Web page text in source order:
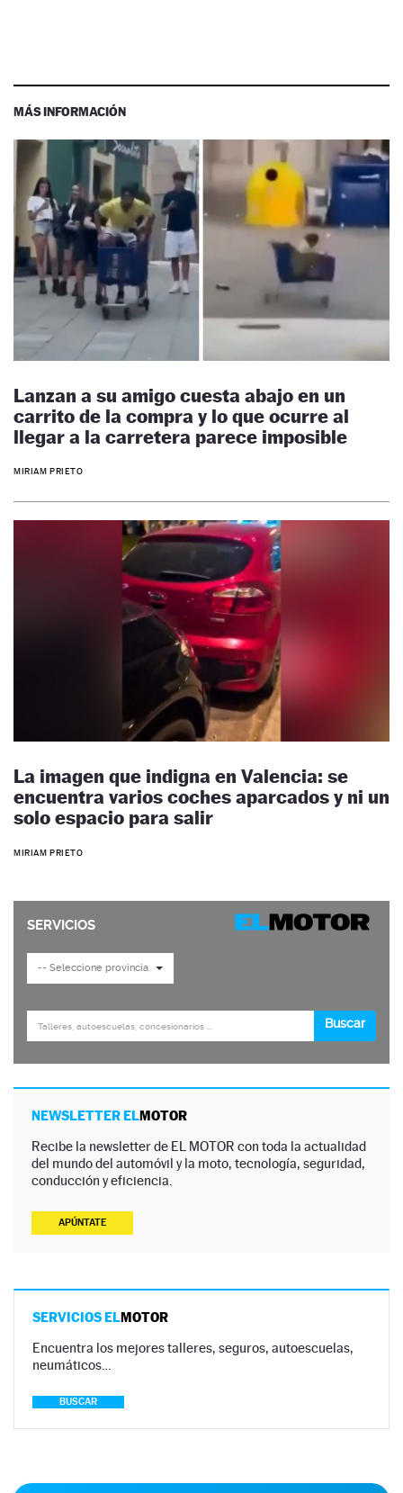
MÁS INFORMACIÓN
Lanzan a su amigo cuesta abajo en un
carrito de la compra y lo que ocurre al
llegar a la carretera parece imposible
MIRIAM PRIETO
La imagen que indigna en Valencia: se
encuentra varios coches aparcados y ni un
solo espacio para salir
MIRIAM PRIETO
NEWSLETTER ELMOTOR
Recibe la newsletter de EL MOTOR con toda la actualidad
del mundo del automóvil y la moto, tecnología, seguridad,
conducción y eficiencia.
APÚNTATE
SERVICIOS ELMOTOR
Encuentra los mejores talleres, seguros, autoescuelas,
neumáticos…
BUSCAR